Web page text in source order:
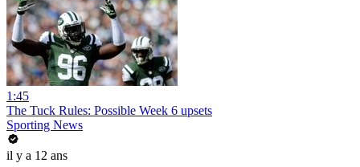
1:45
The Tuck Rules: Possible Week 6 upsets
Sporting News
il y a 12 ans